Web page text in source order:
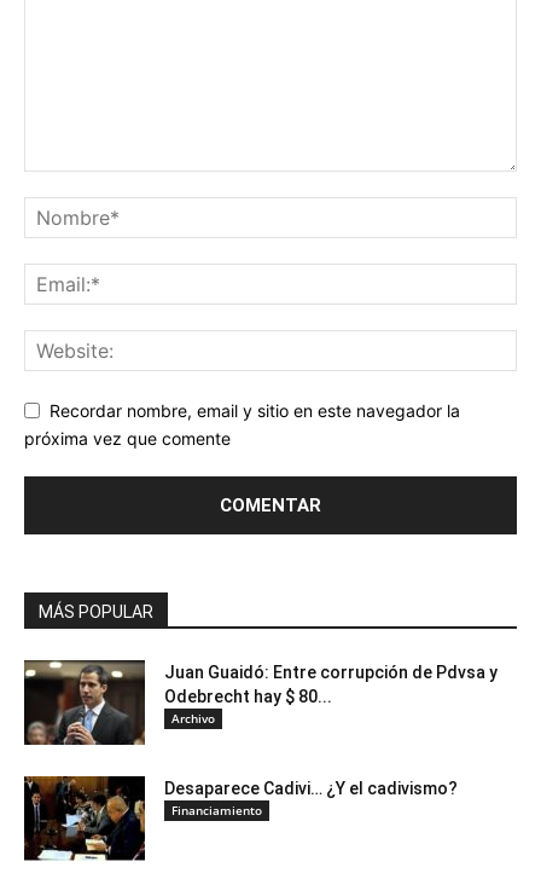
Recordar nombre, email y sitio en este navegador la
próxima vez que comente
MÁS POPULAR
Juan Guaidó: Entre corrupción de Pdvsa y
Odebrecht hay $ 80...
Archivo
Desaparece Cadivi… ¿Y el cadivismo?
Financiamiento